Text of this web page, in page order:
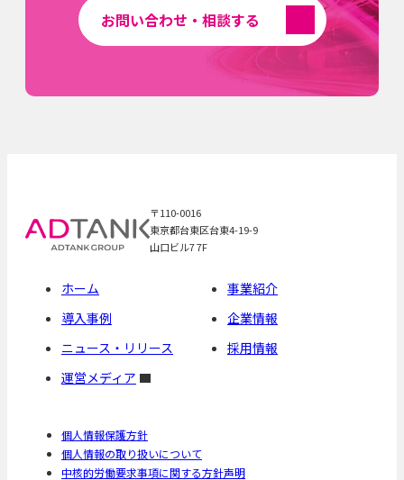
お問い合わせ・相談する
〒110-0016
東京都台東区台東4-19-9
山口ビル7 7F
ホーム
事業紹介
導入事例
企業情報
ニュース・リリース
採用情報
運営メディア
個人情報保護方針
個人情報の取り扱いについて
中核的労働要求事項に関する方針声明